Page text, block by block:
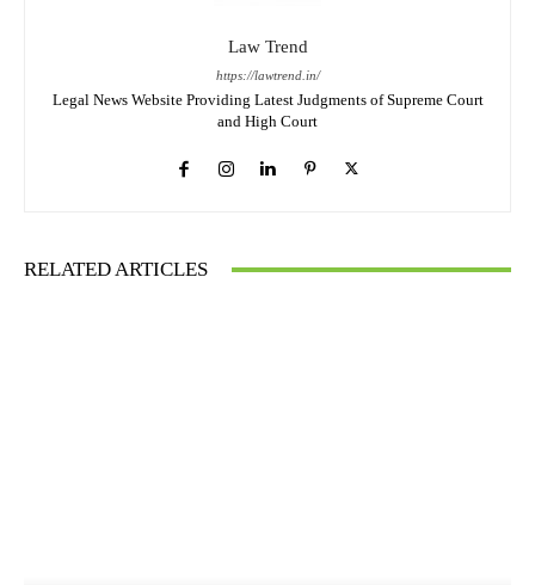
Law Trend
https://lawtrend.in/
Legal News Website Providing Latest Judgments of Supreme Court
and High Court
RELATED ARTICLES